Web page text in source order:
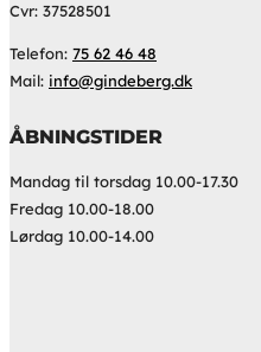
Cvr: 37528501
Telefon: 75 62 46 48
Mail: info@gindeberg.dk
ÅBNINGSTIDER
Mandag til torsdag 10.00-17.30
Fredag 10.00-18.00
Lørdag 10.00-14.00